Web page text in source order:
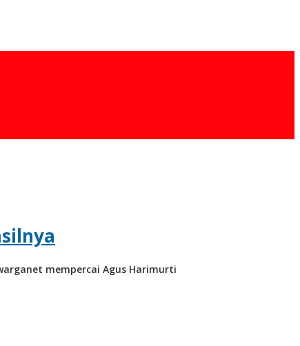
mempercai Agus Harimurti